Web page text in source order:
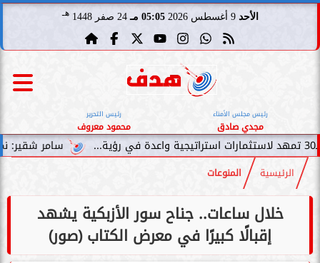
الأحد 9 أغسطس 2026 05:05 مـ 24 صفر 1448 هـ
رئيس مجلس الأمناء
مجدي صادق
رئيس التحرير
محمود معروف
سامر شقير: نمو صناديق
الرئيسية المنوعات
خلال ساعات.. جناح سور الأزبكية يشهد
إقبالًا كبيرًا في معرض الكتاب (صور)